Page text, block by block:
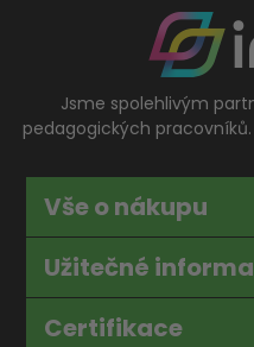
Jsme spolehlivým
pedagogických
Vše o nákupu
Užitečné
Certifikace